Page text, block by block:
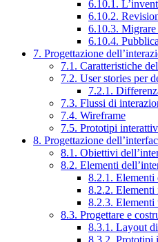
6.10.1.
6.10.2.
6.10.3.
6.10.4.
7. Progettazione
7.1. Caratteristiche
7.2. User stories per
7.2.1.
7.3. Flussi di
7.4. Wireframe
7.5. Prototipi
8. Progettazione
8.1. Obiettivi
8.2. Elementi
8.2.1. Elementi
8.2.2. Elementi
8.2.3. Elementi
8.3. Progettare e
8.3.1. Layout
8.3.2. Prototipi